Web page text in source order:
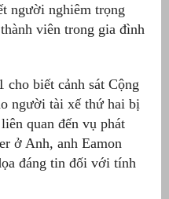
người nghiêm trọng
viên trong gia đình
cho biết cảnh sát Cộng
người tài xế thứ hai bị
quan đến vụ phát
ở Anh, anh Eamon
đáng tin đối với tính